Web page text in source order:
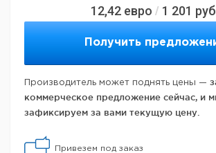
12,42 евро / 1 201
Получить
Производитель может поднять цены —
коммерческое предложение сейчас, и
зафиксируем за вами текущую цену.
Привезем под заказ